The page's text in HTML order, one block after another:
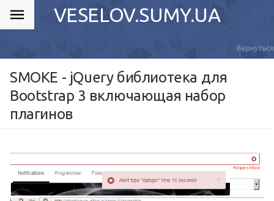
VESELOV.SUMY.UA
Вернуться
SMOKE - jQuery библиотека для
Bootstrap 3 включающая набор
плагинов